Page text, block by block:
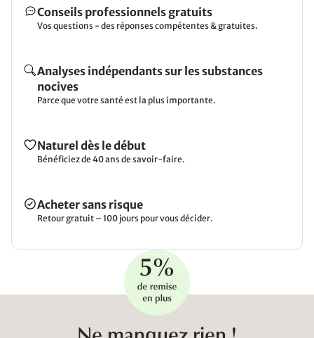
Conseils professionnels gratuits
Vos questions - des réponses compétentes & gratuites.
Analyses indépendants sur les substances
nocives
Parce que votre santé est la plus importante.
Naturel dès le début
Bénéficiez de 40 ans de savoir-faire.
Acheter sans risque
Retour gratuit – 100 jours pour vous décider.